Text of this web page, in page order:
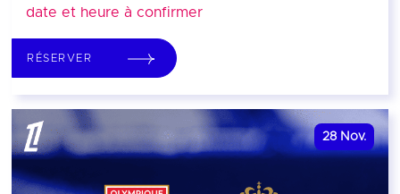
date et heure à confirmer
RÉSERVER
28 Nov.